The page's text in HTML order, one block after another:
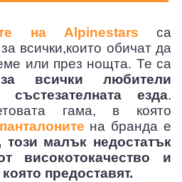
на Alpinestars са
всички,които обичат да
или през нощта. Те са
всички любители
състезателната езда.
гама, в която
на бранда е
този малък недостатък
високотокачество и
предоставят.